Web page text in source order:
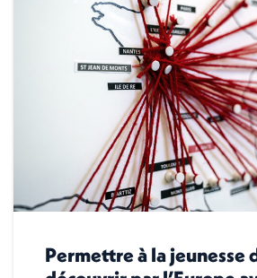
Permettre à la jeunesse